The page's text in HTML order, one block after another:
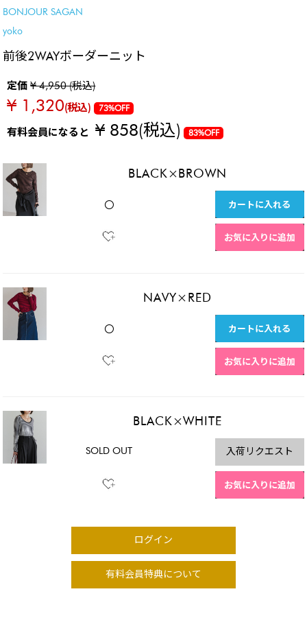
BONJOUR SAGAN
yoko
前後2WAYボーダーニット
定価¥ 4,950 (税込)
¥ 1,320(税込) 73%OFF
有料会員になると¥ 858(税込) 83%OFF
BLACK×BROWN
〇 カートに入れる
お気に入りに追加
NAVY×RED
〇 カートに入れる
お気に入りに追加
BLACK×WHITE
SOLD OUT 入荷リクエスト
お気に入りに追加
ログイン
有料会員特典について